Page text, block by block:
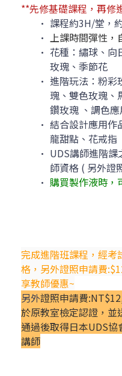
**先修基礎課程，再修
課程約3H/堂，
上課時間彈性，
花種：繡球、向
玫瑰、季節花
進階玩法：粉彩
瑰、雙色玫瑰、
鑽玫瑰 、調色
結合設計應用作
龍甜點、花戒指
UDS講師進階
師資格 ( 另外證
購買製作液時，
完成進階班課程，經考
格，另外證照申請費
享教師優惠~​
另外證照申請費
於原教室檢定認證，並
通過後取得日本UDS
講師